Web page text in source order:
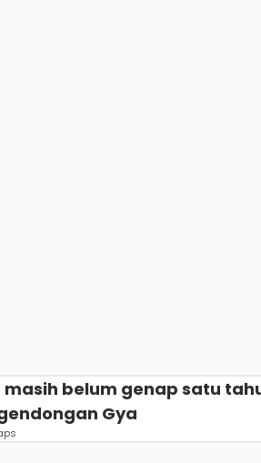
masih belum genap satu
Gya